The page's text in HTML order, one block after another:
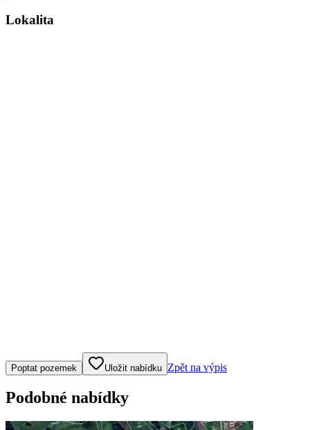
Lokalita
Klepněte nebo klikněte pro ovládání mapy
Poptat pozemek Uložit nabídku Zpět na výpis
Podobné nabídky